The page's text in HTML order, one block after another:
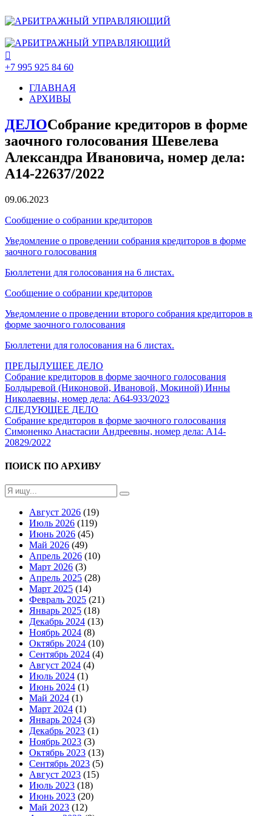
+7 995 925 84 60
ГЛАВНАЯ
АРХИВЫ
ДЕЛОСобрание кредиторов в форме
заочного голосования Шевелева
Александра Ивановича, номер дела:
А14-22637/2022
09.06.2023
Сообщение о собрании кредиторов
Уведомление о проведении собрания кредиторов в форме
заочного голосования
Бюллетени для голосования на 6 листах.
Сообщение о собрании кредиторов
Уведомление о проведении второго собрания кредиторов в
форме заочного голосования
Бюллетени для голосования на 6 листах.
ПРЕДЫДУЩЕЕ ДЕЛО
Собрание кредиторов в форме заочного голосования
Болдыревой (Никоновой, Ивановой, Мокиной) Инны
Николаевны, номер дела: А64-933/2023
СЛЕДУЮЩЕЕ ДЕЛО
Собрание кредиторов в форме заочного голосования
Симоненко Анастасии Андреевны, номер дела: А14-
20829/2022
ПОИСК ПО АРХИВУ
Август 2026 (19)
Июль 2026 (119)
Июнь 2026 (45)
Май 2026 (49)
Апрель 2026 (10)
Март 2026 (3)
Апрель 2025 (28)
Март 2025 (14)
Февраль 2025 (21)
Январь 2025 (18)
Декабрь 2024 (13)
Ноябрь 2024 (8)
Октябрь 2024 (10)
Сентябрь 2024 (4)
Август 2024 (4)
Июль 2024 (1)
Июнь 2024 (1)
Май 2024 (1)
Март 2024 (1)
Январь 2024 (3)
Декабрь 2023 (1)
Ноябрь 2023 (3)
Октябрь 2023 (13)
Сентябрь 2023 (5)
Август 2023 (15)
Июль 2023 (18)
Июнь 2023 (20)
Май 2023 (12)